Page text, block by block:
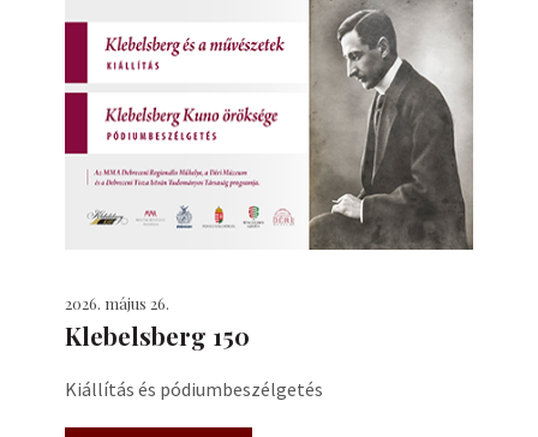
2026. május 26.
Klebelsberg 150
Kiállítás és pódiumbeszélgetés